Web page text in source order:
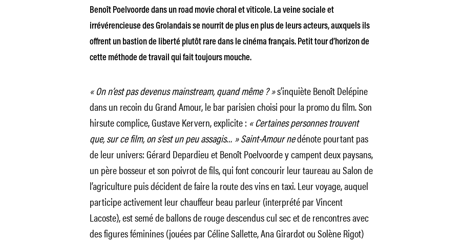
Benoît Poelvoorde dans un road movie choral et viticole. La veine sociale et
irrévérencieuse des Grolandais se nourrit de plus en plus de leurs acteurs, auxquels ils
offrent un bastion de liberté plutôt rare dans le cinéma français. Petit tour d’horizon de
cette méthode de travail qui fait toujours mouche.
« On n’est pas devenus mainstream, quand même ? »s’inquiète Benoît Delépine
dans un recoin du Grand Amour, le bar parisien choisi pour la promo du film. Son
hirsute complice, Gustave Kervern, explicite : « Certaines personnes trouvent
que, sur ce film, on s’est un peu assagis… » Saint-Amour nedénote pourtant pas
de leur univers: Gérard Depardieu et Benoît Poelvoorde y campent deux paysans,
un père bosseur et son poivrot de fils, qui font concourir leur taureau au Salon de
l’agriculture puis décident de faire la route des vins en taxi. Leur voyage, auquel
participe activement leur chauffeur beau parleur (interprété par Vincent
Lacoste), est semé de ballons de rouge descendus cul sec et de rencontres avec
des figures féminines (jouées par Céline Sallette, Ana Girardot ou Solène Rigot)